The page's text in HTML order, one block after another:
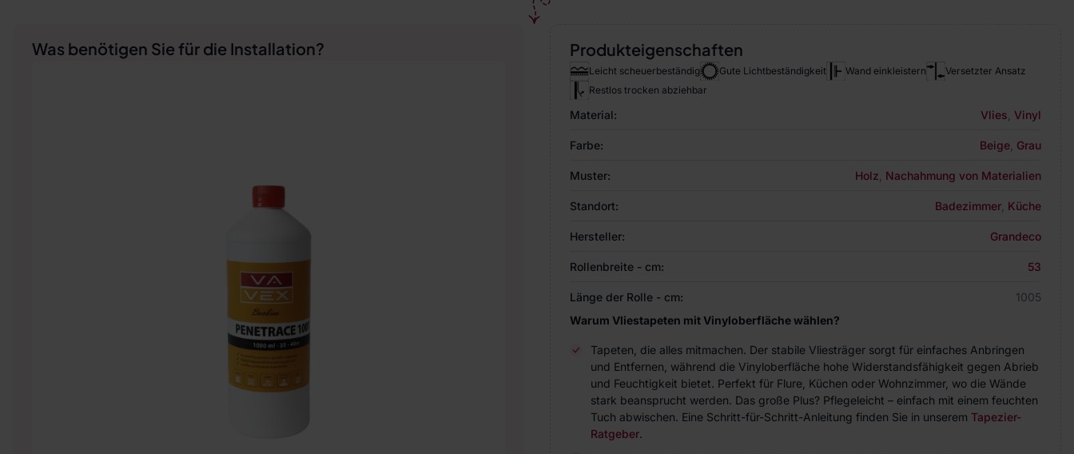
Produkteigenschaften
Leicht scheuerbeständig Gute Lichtbeständigkeit Wand einkleistern
Versetzter Ansatz
Restlos trocken abziehbar
Material: Vlies Vinyl
Farbe: Beige Grau
Muster: Holz Nachahmung von Materialien
Standort: Badezimmer Küche
Hersteller: Grandeco
Rollenbreite - cm: 53
Länge der Rolle - cm:
1005
Warum Vliestapeten mit Vinyloberfläche wählen?
Tapeten, die alles mitmachen. Der stabile Vliesträger sorgt für einfaches Anbringen
und Entfernen, während die Vinyloberfläche hohe Widerstandsfähigkeit gegen Abrieb
und Feuchtigkeit bietet. Perfekt für Flure, Küchen oder Wohnzimmer, wo die Wände
stark beansprucht werden. Das große Plus? Pflegeleicht – einfach mit einem feuchten
Tuch abwischen. Eine Schritt-für-Schritt-Anleitung finden Sie in unserem Tapezier-
Ratgeber.
Was benötigen Sie für die Installation?